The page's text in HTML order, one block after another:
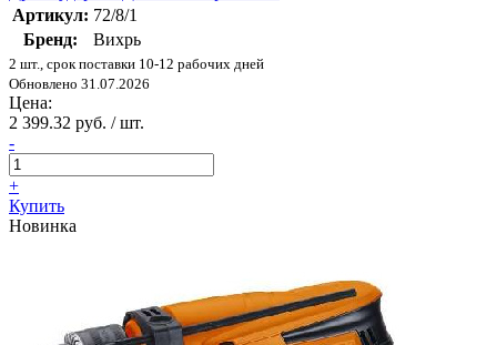
Артикул: 72/8/1
Бренд:
Вихрь
2 шт., срок поставки 10-12 рабочих дней
Обновлено 31.07.2026
Цена:
2 399.32 руб. / шт.
-
+
Купить
Новинка